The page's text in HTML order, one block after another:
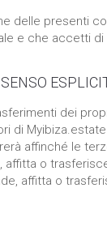
presenti
e che accetti
dei
di
affinché le
o
affitta o